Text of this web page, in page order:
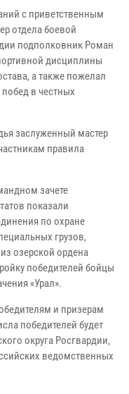
с приветственным
отдела боевой
подполковник Роман
дисциплины
а также пожелал
в честных
заслуженный мастер
правила
зачете
показали
по охране
грузов,
озерской ордена
победителей бойцы
«Урал».
и призерам
победителей будет
округа Росгвардии,
ведомственных